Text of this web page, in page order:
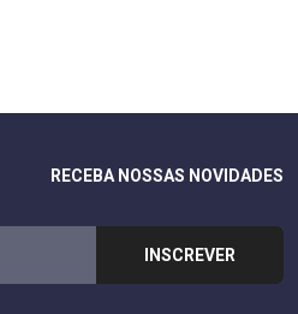
RECEBA NOSSAS NOVIDADES